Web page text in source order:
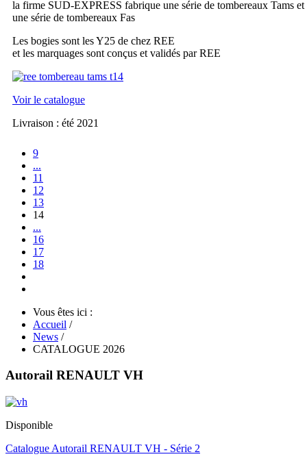
la firme SUD-EXPRESS fabrique une série de tombereaux Tams et
une série de tombereaux Fas
Les bogies sont les Y25 de chez REE
et les marquages sont conçus et validés par REE
Voir le catalogue
Livraison : été 2021
9
...
11
12
13
14
...
16
17
18
Vous êtes ici :
Accueil /
News /
CATALOGUE 2026
Autorail RENAULT VH
Disponible
Catalogue Autorail RENAULT VH - Série 2